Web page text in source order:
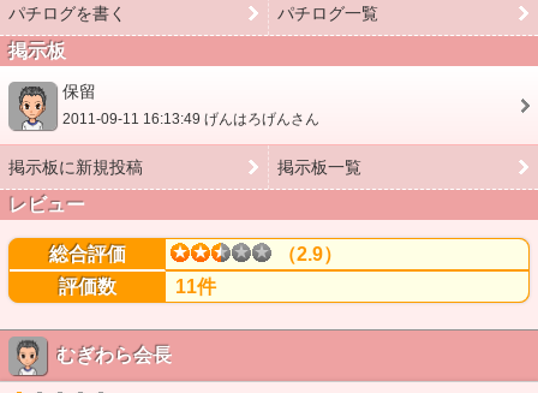
パチログを書く パチログ一覧
掲示板
保留
2011-09-11 16:13:49 げんはろげんさん
掲示板に新規投稿 掲示板一覧
レビュー
総合評価
（2.9）
評価数
11件
むぎわら会長